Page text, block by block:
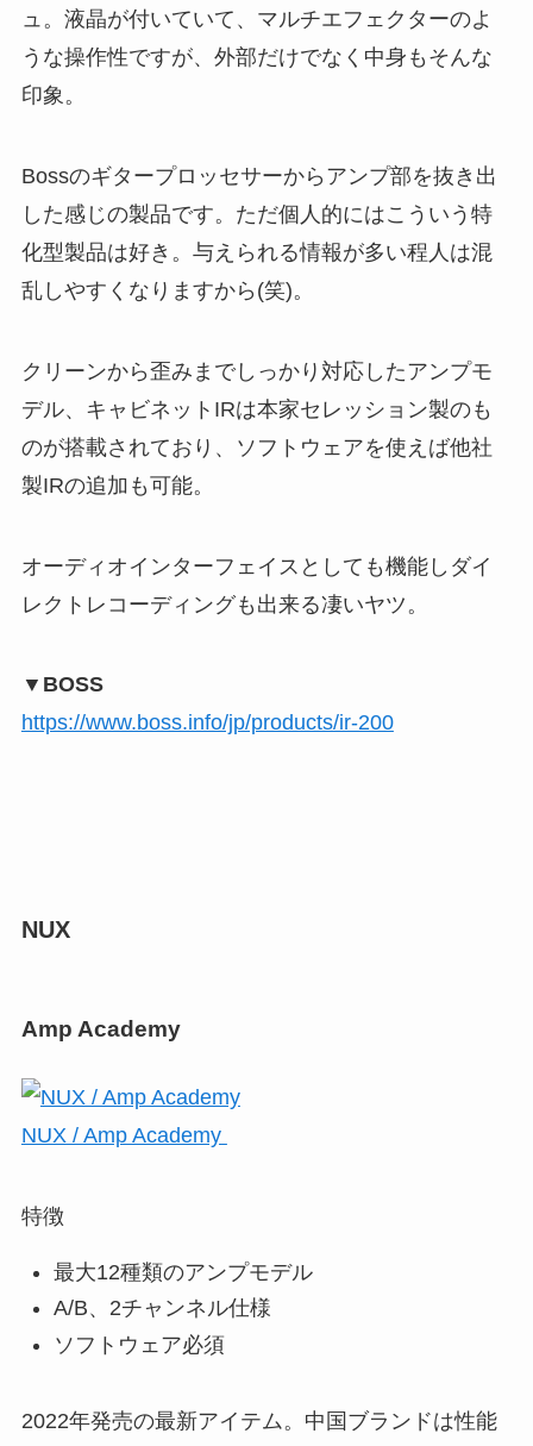
ュ。液晶が付いていて、マルチエフェクターのよ
うな操作性ですが、外部だけでなく中身もそんな
印象。
Bossのギタープロッセサーからアンプ部を抜き出
した感じの製品です。ただ個人的にはこういう特
化型製品は好き。与えられる情報が多い程人は混
乱しやすくなりますから(笑)。
クリーンから歪みまでしっかり対応したアンプモ
デル、キャビネットIRは本家セレッション製のも
のが搭載されており、ソフトウェアを使えば他社
製IRの追加も可能。
オーディオインターフェイスとしても機能しダイ
レクトレコーディングも出来る凄いヤツ。
▼BOSS
https://www.boss.info/jp/products/ir-200
NUX
Amp Academy
NUX / Amp Academy
特徴
最大12種類のアンプモデル
A/B、2チャンネル仕様
ソフトウェア必須
2022年発売の最新アイテム。中国ブランドは性能